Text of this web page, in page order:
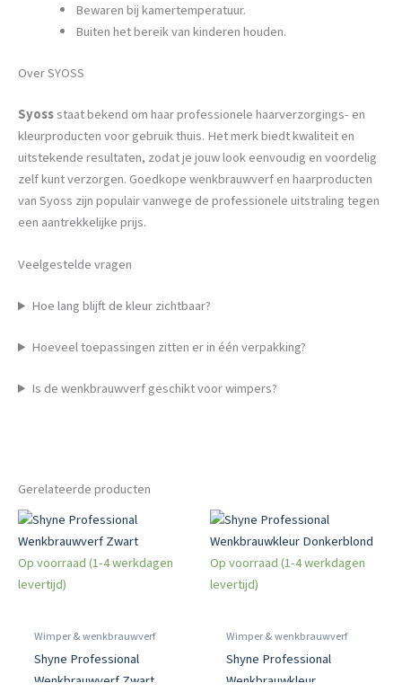
Bewaren bij kamertemperatuur.
Buiten het bereik van kinderen houden.
Over SYOSS
Syossstaat bekend om haar professionele haarverzorgings- en
kleurproducten voor gebruik thuis. Het merk biedt kwaliteit en
uitstekende resultaten, zodat je jouw look eenvoudig en voordelig
zelf kunt verzorgen. Goedkope wenkbrauwverf en haarproducten
van Syoss zijn populair vanwege de professionele uitstraling tegen
een aantrekkelijke prijs.
Veelgestelde vragen
Hoe lang blijft de kleur zichtbaar?
Hoeveel toepassingen zitten er in één verpakking?
Is de wenkbrauwverf geschikt voor wimpers?
Gerelateerde producten
Op voorraad (1-4 werkdagen
levertijd)
Wimper & wenkbrauwverf
Shyne Professional
Wenkbrauwverf Zwart
Op voorraad (1-4 werkdagen
levertijd)
Wimper & wenkbrauwverf
Shyne Professional
Wenkbrauwkleur